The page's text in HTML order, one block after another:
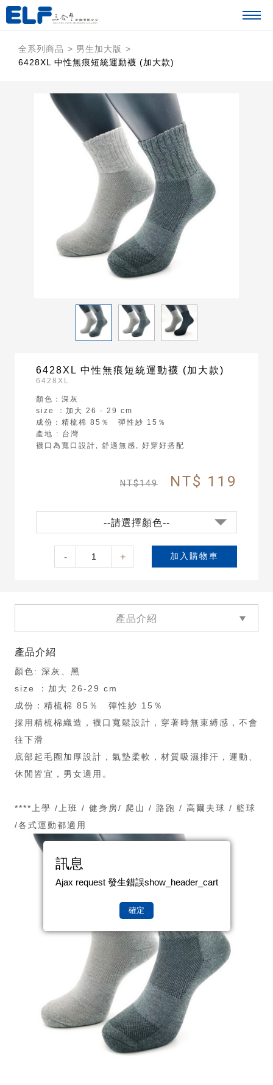
全系列商品
男生加大版
6428XL 中性無痕短統運動襪 (加大款)
6428XL 中性無痕短統運動襪 (加大款)
6428XL
顏色：深灰
size ：加大 26 - 29 cm
成份：精梳棉 85％ 彈性紗 15％
產地 : 台灣
襪口為寬口設計, 舒適無感, 好穿好搭配
NT$149 NT$ 119
--請選擇顏色--
- + 加入購物車
產品介紹
產品介紹
顏色: 深灰、黑
size ：加大 26-29 cm
成份：精梳棉 85％ 彈性紗 15％
採用精梳棉織造，襪口寬鬆設計，穿著時無束縛感，不會
往下滑
底部起毛圈加厚設計，氣墊柔軟，材質吸濕排汗，運動、
休閒皆宜，男女適用。
****上學 /上班 / 健身房/ 爬山 / 路跑 / 高爾夫球 / 籃球
/各式運動都適用
訊息
Ajax request 發生錯誤show_header_cart
確定